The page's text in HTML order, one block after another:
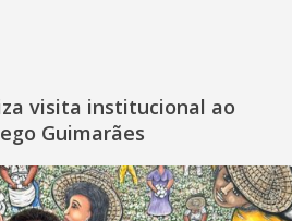
visita institucional ao
Guimarães